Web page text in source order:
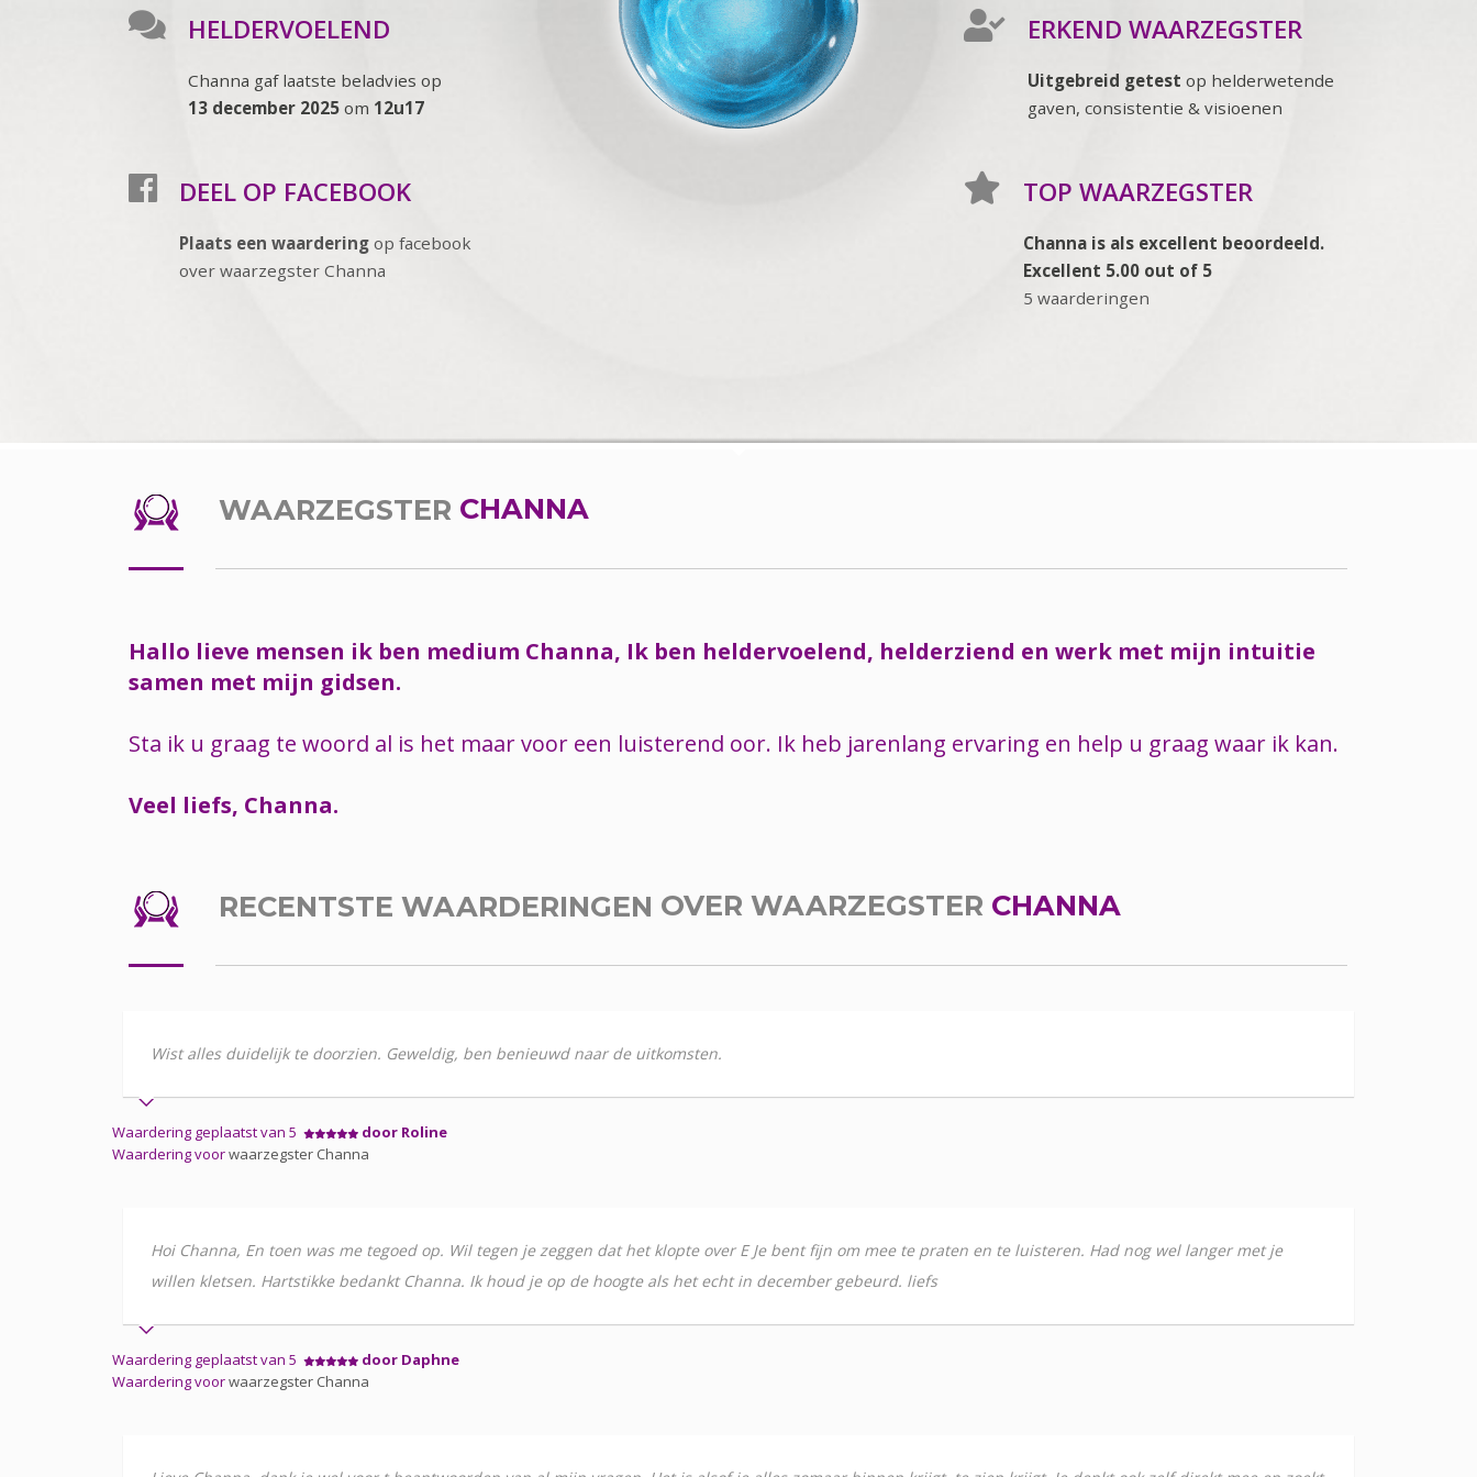
HELDERVOELEND
Channa gaf laatste beladvies op
13 december 2025 om 12u17
DEEL OP FACEBOOK
Plaats een waardering op facebook
over waarzegster Channa
ERKEND WAARZEGSTER
Uitgebreid getest op helderwetende
gaven, consistentie & visioenen
TOP WAARZEGSTER
Channa is als excellent beoordeeld.
Excellent 5.00 out of 5
5 waarderingen
WAARZEGSTER CHANNA
Hallo lieve mensen ik ben medium Channa, Ik ben heldervoelend, helderziend en werk met mijn intuitie
samen met mijn gidsen.
Sta ik u graag te woord al is het maar voor een luisterend oor. Ik heb jarenlang ervaring en help u graag waar ik kan.
Veel liefs, Channa.
RECENTSTE WAARDERINGEN OVER WAARZEGSTER CHANNA
Wist alles duidelijk te doorzien. Geweldig, ben benieuwd naar de uitkomsten.
Waardering geplaatst van 5
door Roline
Waardering voorwaarzegster Channa
Hoi Channa, En toen was me tegoed op. Wil tegen je zeggen dat het klopte over E Je bent fijn om mee te praten en te luisteren. Had nog wel langer met je
willen kletsen. Hartstikke bedankt Channa. Ik houd je op de hoogte als het echt in december gebeurd. liefs
Waardering geplaatst van 5
door Daphne
Waardering voorwaarzegster Channa